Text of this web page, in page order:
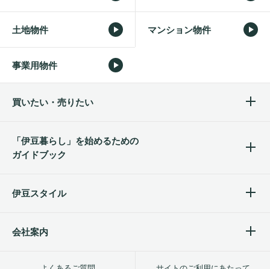
土地物件 マンション物件
事業用物件
買いたい・売りたい
「伊豆暮らし」を始めるための
ガイドブック
伊豆スタイル
会社案内